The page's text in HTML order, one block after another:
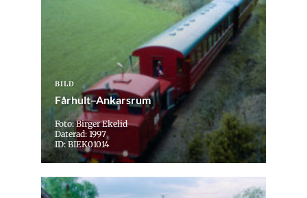
BILD
Fårhult–Ankarsrum
Foto: Birger Ekelid
Daterad: 1997
ID: BIEK01014